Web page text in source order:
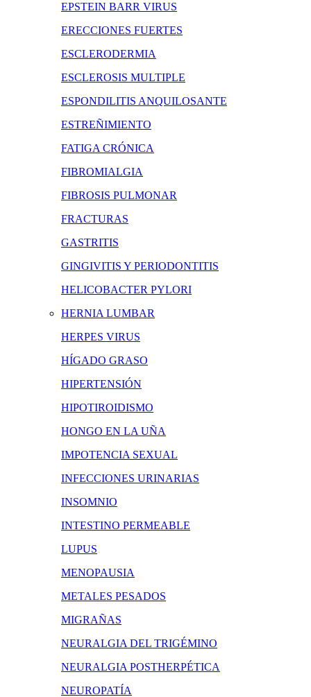
EPSTEIN BARR VIRUS
ERECCIONES FUERTES
ESCLERODERMIA
ESCLEROSIS MULTIPLE
ESPONDILITIS ANQUILOSANTE
ESTREÑIMIENTO
FATIGA CRÓNICA
FIBROMIALGIA
FIBROSIS PULMONAR
FRACTURAS
GASTRITIS
GINGIVITIS Y PERIODONTITIS
HELICOBACTER PYLORI
HERNIA LUMBAR
HERPES VIRUS
HÍGADO GRASO
HIPERTENSIÓN
HIPOTIROIDISMO
HONGO EN LA UÑA
IMPOTENCIA SEXUAL
INFECCIONES URINARIAS
INSOMNIO
INTESTINO PERMEABLE
LUPUS
MENOPAUSIA
METALES PESADOS
MIGRAÑAS
NEURALGIA DEL TRIGÉMINO
NEURALGIA POSTHERPÉTICA
NEUROPATÍA